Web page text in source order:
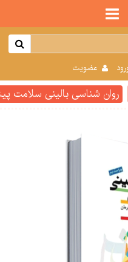
عضویت
روان شناسی بالینی سلامت